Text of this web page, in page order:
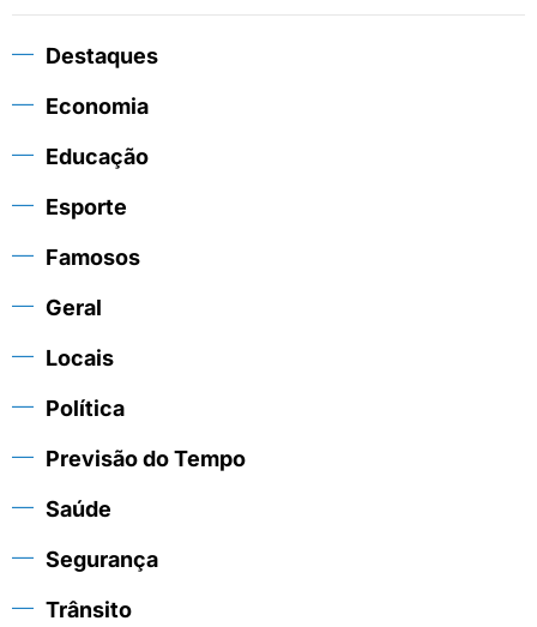
Destaques
Economia
Educação
Esporte
Famosos
Geral
Locais
Política
Previsão do Tempo
Saúde
Segurança
Trânsito